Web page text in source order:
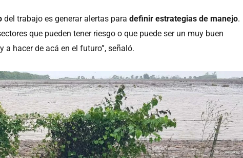
del trabajo es generar alertas paradefinir estrategias de manejo.
que pueden tener riesgo o que puede ser un muy buen
hacer de acá en el futuro”, señaló.